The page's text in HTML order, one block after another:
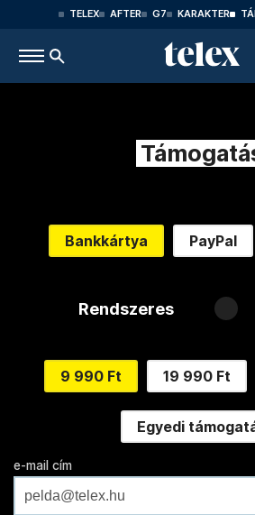
TELEX AFTER G7 KARAKTER
Bankkártya PayPal
Rendszeres
9 990 Ft 19 990 Ft
Egyedi
e-mail cím